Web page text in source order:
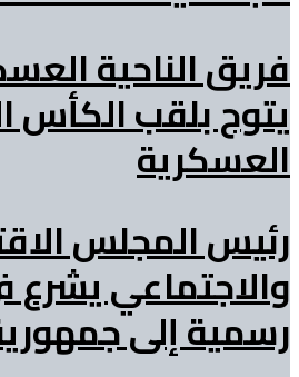
فريق الناحية
يتوج بلقب الكأس
العسكرية
رئيس المجلس
والاجتماعي يشرع
رسمية إلى